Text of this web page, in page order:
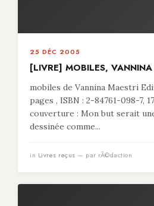
25 DÉC 2005
[LIVRE] MOBILES,
mobiles de Vannina Maestri
pages , ISBN : 2-84761-098-7,
couverture : Mon but serait
dessinée comme...
in Livres reçus — par rÃ©daction